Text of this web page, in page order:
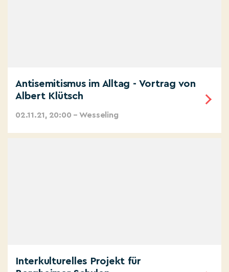
Antisemitismus im Alltag - Vortrag von
Albert Klütsch
02.11.21, 20:00 – Wesseling
Interkulturelles Projekt für